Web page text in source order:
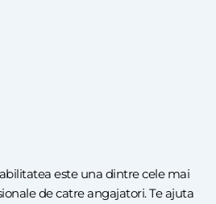
este una dintre cele mai
de catre angajatori. Te ajuta